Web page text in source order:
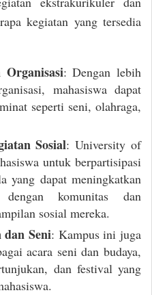
kegiatan yang tersedia
: Dengan lebih
mahasiswa dapat
seperti seni, olahraga,
Sosial: University of
untuk berpartisipasi
yang dapat meningkatkan
komunitas dan
sosial mereka.
dan Seni: Kampus ini juga
acara seni dan budaya,
dan festival yang